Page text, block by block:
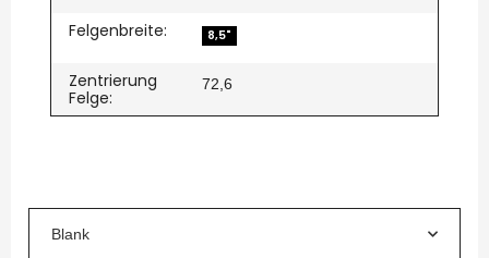
Felgenbreite: 8,5"
Zentrierung
Felge:
72,6
Blank